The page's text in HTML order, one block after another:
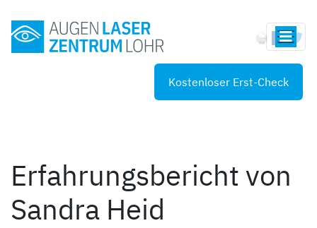
Kostenloser Erst-Check
Erfahrungsbericht von
Sandra Heid